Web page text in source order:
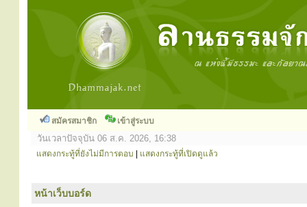
สมัครสมาชิก เข้าสู่ระบบ
วันเวลาปัจจุบัน 06 ส.ค. 2026, 16:38
แสดงกระทู้ที่ยังไม่มีการตอบ แสดงกระทู้ที่เปิดดูแล้ว
หน้าเว็บบอร์ด